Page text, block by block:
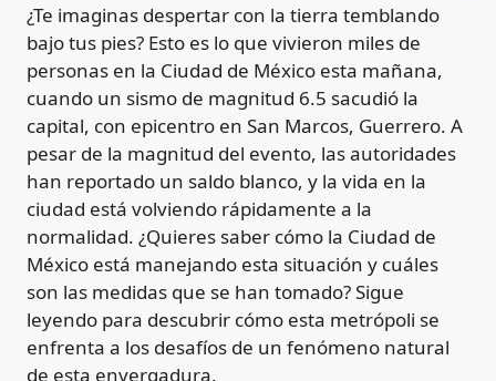
¿Te imaginas despertar con la tierra temblando
bajo tus pies? Esto es lo que vivieron miles de
personas en la Ciudad de México esta mañana,
cuando un sismo de magnitud 6.5 sacudió la
capital, con epicentro en San Marcos, Guerrero. A
pesar de la magnitud del evento, las autoridades
han reportado un saldo blanco, y la vida en la
ciudad está volviendo rápidamente a la
normalidad. ¿Quieres saber cómo la Ciudad de
México está manejando esta situación y cuáles
son las medidas que se han tomado? Sigue
leyendo para descubrir cómo esta metrópoli se
enfrenta a los desafíos de un fenómeno natural
de esta envergadura.